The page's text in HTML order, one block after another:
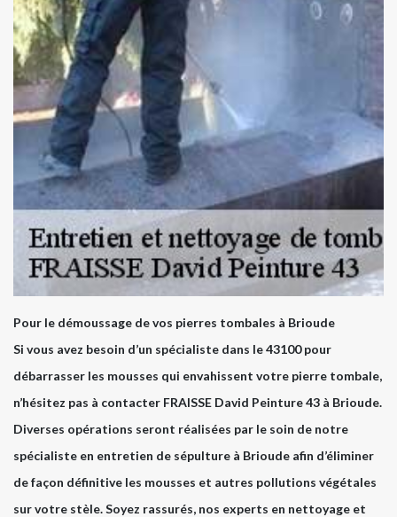
Pour le démoussage de vos pierres tombales à Brioude
Si vous avez besoin d’un spécialiste dans le 43100 pour
débarrasser les mousses qui envahissent votre pierre tombale,
n’hésitez pas à contacter FRAISSE David Peinture 43 à Brioude.
Diverses opérations seront réalisées par le soin de notre
spécialiste en entretien de sépulture à Brioude afin d’éliminer
de façon définitive les mousses et autres pollutions végétales
sur votre stèle. Soyez rassurés, nos experts en nettoyage et